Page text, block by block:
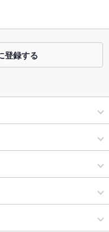
ゆったり座れるテーブル席を
ぎいただけます。
ております。
悪天候でも安心の室内で、ご
登録する
ルモン